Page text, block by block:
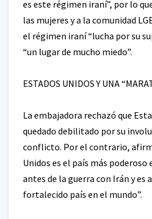
es este régimen iraní”, por lo
las mujeres y a la comunidad
el régimen iraní “lucha por su
“un lugar de mucho miedo”.
ESTADOS UNIDOS Y UNA
La embajadora rechazó que
quedado debilitado por su
conflicto. Por el contrario,
Unidos es el país más poderoso
antes de la guerra con Irán y es
fortalecido país en el mundo”.